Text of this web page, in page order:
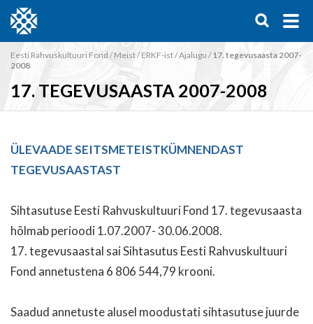
Eesti Rahvuskultuuri Fond /Meist/ERKF-ist/Ajalugu /17. tegevusaasta 2007-
2008
17. TEGEVUSAASTA 2007-2008
ÜLEVAADE SEITSMETEISTKÜMNENDAST
TEGEVUSAASTAST
Sihtasutuse Eesti Rahvuskultuuri Fond 17. tegevusaasta
hõlmab perioodi 1.07.2007- 30.06.2008.
17. tegevusaastal sai Sihtasutus Eesti Rahvuskultuuri
Fond annetustena 6 806 544,79 krooni.
Saadud annetuste alusel moodustati sihtasutuse juurde